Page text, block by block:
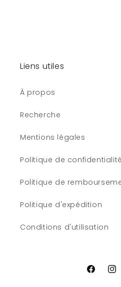
Liens utiles
À propos
Recherche
Mentions légales
Politique de confidentialité
Politique de
Politique d'expédition
Conditions d'utilisation
Facebook